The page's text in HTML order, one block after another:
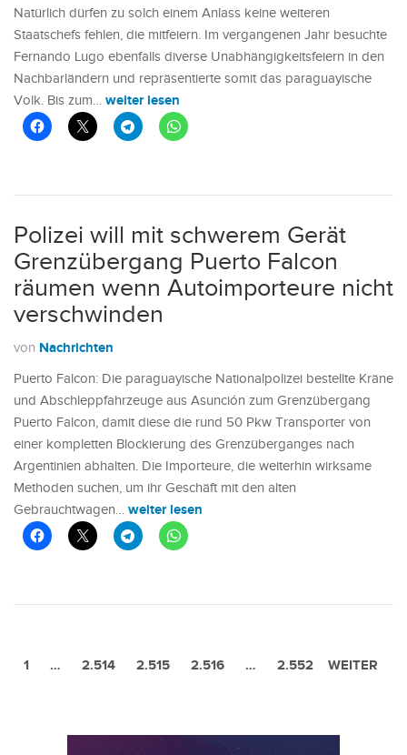
Natürlich dürfen zu solch einem Anlass keine weiteren
Staatschefs fehlen, die mitfeiern. Im vergangenen Jahr besuchte
Fernando Lugo ebenfalls diverse Unabhängigkeitsfeiern in den
Nachbarländern und repräsentierte somit das paraguayische
Volk. Bis zum… weiter lesen
Polizei will mit schwerem Gerät
Grenzübergang Puerto Falcon
räumen wenn Autoimporteure nicht
verschwinden
von Nachrichten
Puerto Falcon: Die paraguayische Nationalpolizei bestellte Kräne
und Abschleppfahrzeuge aus Asunción zum Grenzübergang
Puerto Falcon, damit diese die rund 50 Pkw Transporter von
einer kompletten Blockierung des Grenzüberganges nach
Argentinien abhalten. Die Importeure, die weiterhin wirksame
Methoden suchen, um ihr Geschäft mit den alten
Gebrauchtwagen… weiter lesen
VORHERIGE
1 … 2.514 2.515 2.516 … 2.552 WEITER